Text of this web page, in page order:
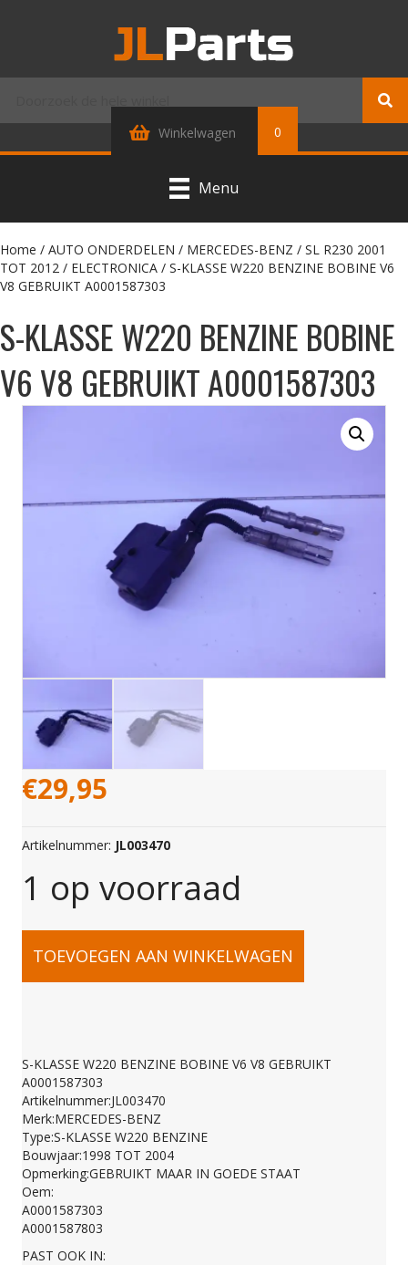
Winkelwagen 0
Menu
Home / AUTO ONDERDELEN / MERCEDES-BENZ / SL R230 2001
TOT 2012 / ELECTRONICA / S-KLASSE W220 BENZINE BOBINE V6
V8 GEBRUIKT A0001587303
S-KLASSE W220 BENZINE BOBINE
V6 V8 GEBRUIKT A0001587303
€29,95
Artikelnummer: JL003470
1 op voorraad
S-
W220
BENZINE
BOBINE
V6
TOEVOEGEN AAN WINKELWAGEN
S-KLASSE W220 BENZINE BOBINE V6 V8 GEBRUIKT
A0001587303
Artikelnummer:JL003470
Merk:MERCEDES-BENZ
Type:S-KLASSE W220 BENZINE
Bouwjaar:1998 TOT 2004
Opmerking:GEBRUIKT MAAR IN GOEDE STAAT
Oem:
A0001587303
A0001587803
PAST OOK IN: